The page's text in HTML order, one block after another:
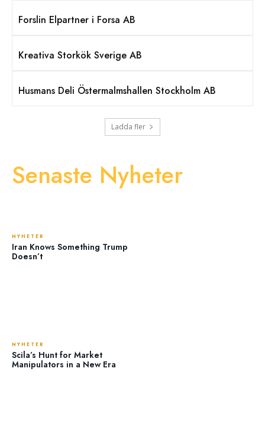
Forslin Elpartner i Forsa AB
Kreativa Storkök Sverige AB
Husmans Deli Östermalmshallen Stockholm AB
Ladda fler
Senaste Nyheter
NYHETER
Iran Knows Something Trump
Doesn’t
NYHETER
Scila’s Hunt for Market
Manipulators in a New Era